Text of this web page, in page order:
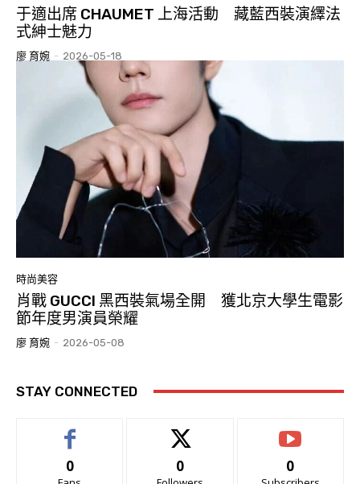
于適出席 CHAUMET 上海活動 藏藍西裝演繹法
式紳士魅力
廖 育婉 - 2026-05-18
時尚美容
肖戰 GUCCI 黑西裝氣場全開 獲北京大學生電影
節年度男演員榮耀
廖 育婉 - 2026-05-08
STAY CONNECTED
0 0 0